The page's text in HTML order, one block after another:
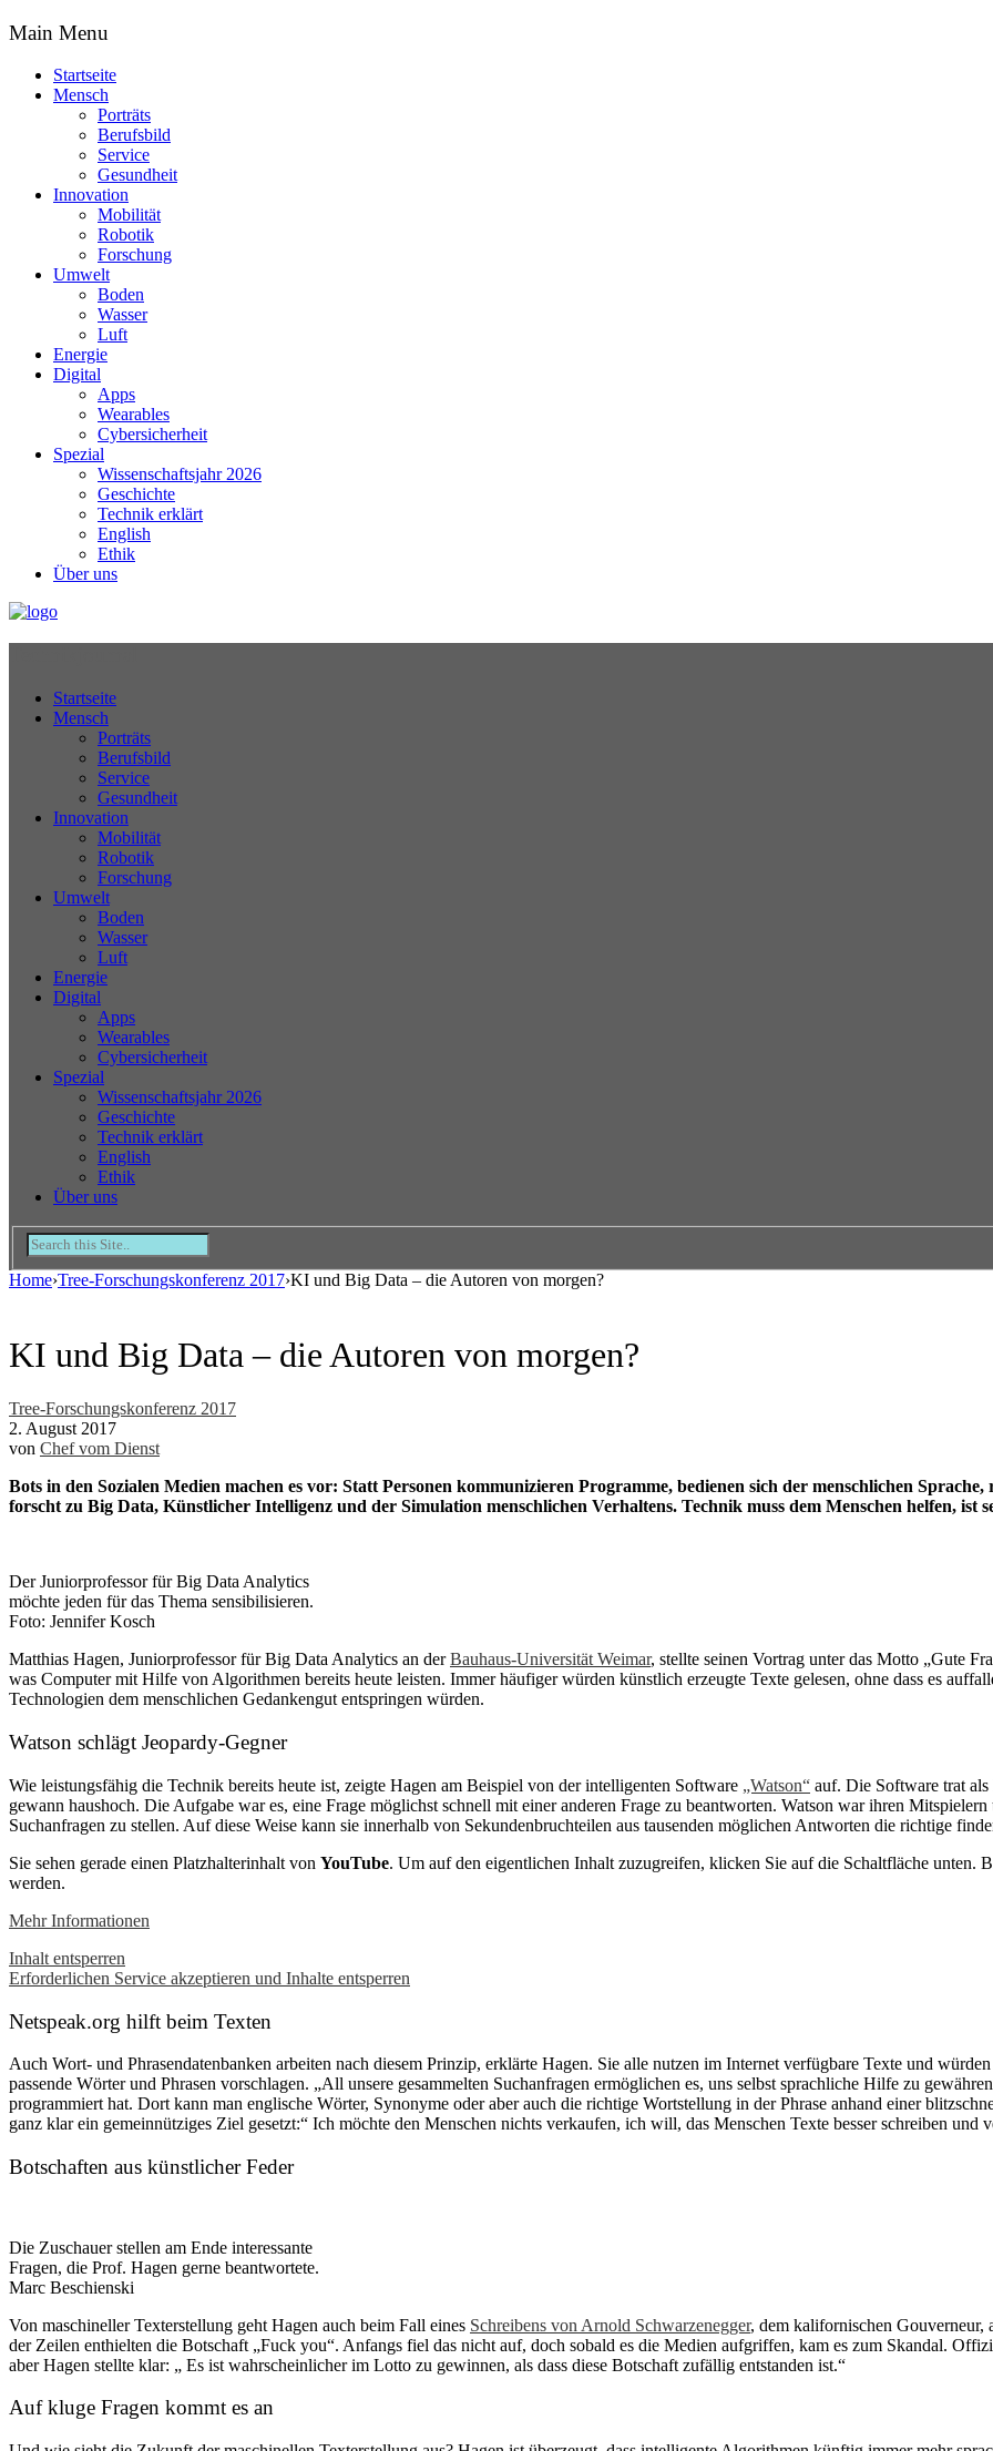
Main Menu
Startseite
Mensch
Porträts
Berufsbild
Service
Gesundheit
Innovation
Mobilität
Robotik
Forschung
Umwelt
Boden
Wasser
Luft
Energie
Digital
Apps
Wearables
Cybersicherheit
Spezial
Wissenschaftsjahr 2026
Geschichte
Technik erklärt
English
Ethik
Über uns
Startseite
Mensch
Porträts
Berufsbild
Service
Gesundheit
Innovation
Mobilität
Robotik
Forschung
Umwelt
Boden
Wasser
Luft
Energie
Digital
Apps
Wearables
Cybersicherheit
Spezial
Wissenschaftsjahr 2026
Geschichte
Technik erklärt
English
Ethik
Über uns
Home›Tree-Forschungskonferenz 2017›KI und Big Data – die Autoren von morgen?
KI und Big Data – die Autoren von morgen?
Tree-Forschungskonferenz 2017
2. August 2017
von Chef vom Dienst
Bots in den Sozialen Medien machen es vor: Statt Personen kommunizieren Programme, bedienen sich der menschlichen
forscht zu Big Data, Künstlicher Intelligenz und der Simulation menschlichen Verhaltens. Technik muss dem Menschen helfen, ist
Der Juniorprofessor für Big Data Analytics
möchte jeden für das Thema sensibilisieren.
Foto: Jennifer Kosch
Matthias Hagen, Juniorprofessor für Big Data Analytics an derBauhaus-Universität Weimar, stellte seinen Vortrag unter das Motto „Gute
was Computer mit Hilfe von Algorithmen bereits heute leisten. Immer häufiger würden künstlich erzeugte Texte gelesen, ohne dass es
Technologien dem menschlichen Gedankengut entspringen würden.
Watson schlägt Jeopardy-Gegner
Wie leistungsfähig die Technik bereits heute ist, zeigte Hagen am Beispiel von der intelligenten Software „Watson“ auf. Die Software trat
gewann haushoch. Die Aufgabe war es, eine Frage möglichst schnell mit einer anderen Frage zu beantworten. Watson war ihren
Suchanfragen zu stellen. Auf diese Weise kann sie innerhalb von Sekundenbruchteilen aus tausenden möglichen Antworten die richtige
Sie sehen gerade einen Platzhalterinhalt von YouTube. Um auf den eigentlichen Inhalt zuzugreifen, klicken Sie auf die Schaltfläche unten.
werden.
Mehr Informationen
Inhalt entsperren
Erforderlichen Service akzeptieren und Inhalte entsperren
Netspeak.org hilft beim Texten
Auch Wort- und Phrasendatenbanken arbeiten nach diesem Prinzip, erklärte Hagen. Sie alle nutzen im Internet verfügbare Texte und
passende Wörter und Phrasen vorschlagen. „All unsere gesammelten Suchanfragen ermöglichen es, uns selbst sprachliche Hilfe zu
programmiert hat. Dort kann man englische Wörter, Synonyme oder aber auch die richtige Wortstellung in der Phrase anhand einer
ganz klar ein gemeinnütziges Ziel gesetzt:“ Ich möchte den Menschen nichts verkaufen, ich will, das Menschen Texte besser schreiben und
Botschaften aus künstlicher Feder
Die Zuschauer stellen am Ende interessante
Fragen, die Prof. Hagen gerne beantwortete.
Marc Beschienski
Von maschineller Texterstellung geht Hagen auch beim Fall eines Schreibens von Arnold Schwarzenegger, dem kalifornischen Gouverneur,
der Zeilen enthielten die Botschaft „Fuck you“. Anfangs fiel das nicht auf, doch sobald es die Medien aufgriffen, kam es zum Skandal.
aber Hagen stellte klar: „ Es ist wahrscheinlicher im Lotto zu gewinnen, als dass diese Botschaft zufällig entstanden ist.“
Auf kluge Fragen kommt es an